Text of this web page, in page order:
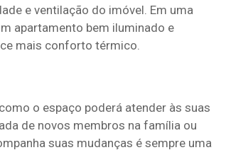
e ventilação do imóvel. Em uma
apartamento bem iluminado e
mais conforto térmico​​.
o espaço poderá atender às suas
de novos membros na família ou
suas mudanças é sempre uma